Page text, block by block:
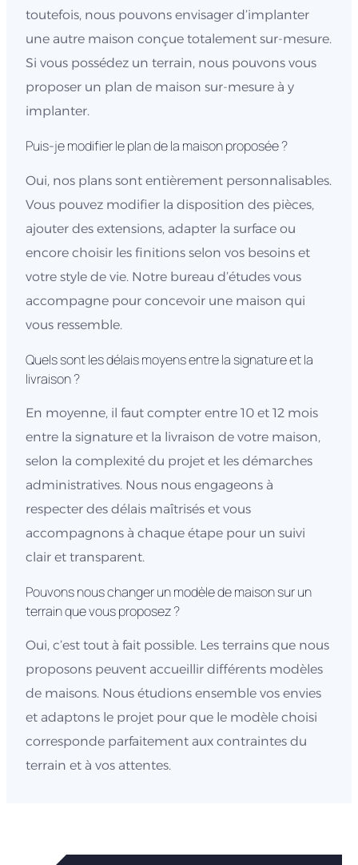
toutefois, nous pouvons envisager d’implanter
une autre maison conçue totalement sur-mesure.
Si vous possédez un terrain, nous pouvons vous
proposer un plan de maison sur-mesure à y
implanter.
Puis-je modifier le plan de la maison proposée ?
Oui, nos plans sont entièrement personnalisables.
Vous pouvez modifier la disposition des pièces,
ajouter des extensions, adapter la surface ou
encore choisir les finitions selon vos besoins et
votre style de vie. Notre bureau d’études vous
accompagne pour concevoir une maison qui
vous ressemble.
Quels sont les délais moyens entre la signature et la
livraison ?
En moyenne, il faut compter entre 10 et 12 mois
entre la signature et la livraison de votre maison,
selon la complexité du projet et les démarches
administratives. Nous nous engageons à
respecter des délais maîtrisés et vous
accompagnons à chaque étape pour un suivi
clair et transparent.
Pouvons nous changer un modèle de maison sur un
terrain que vous proposez ?
Oui, c’est tout à fait possible. Les terrains que nous
proposons peuvent accueillir différents modèles
de maisons. Nous étudions ensemble vos envies
et adaptons le projet pour que le modèle choisi
corresponde parfaitement aux contraintes du
terrain et à vos attentes.